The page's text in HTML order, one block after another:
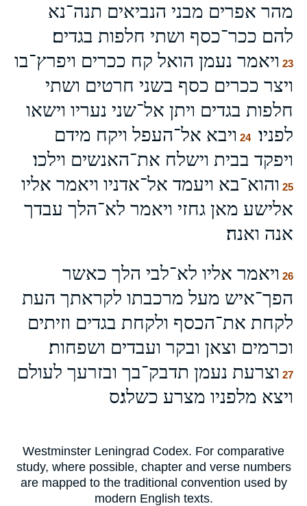
מהר אפרים מבני הנביאים תנה־נא
להם ככר־כסף ושתי חלפות בגדים׃
23 ויאמר נעמן הואל קח ככרים ויפרץ־בו
ויצר ככרים כסף בשני חרטים ושתי
חלפות בגדים ויתן אל־שני נעריו וישאו
לפניו׃
24 ויבא אל־העפל ויקח מידם
ויפקד בבית וישלח את־האנשים וילכו׃
25 והוא־בא ויעמד אל־אדניו ויאמר אליו
אלישע מאן גחזי ויאמר לא־הלך עבדך
אנה ואנה׃
26 ויאמר אליו לא־לבי הלך כאשר
הפך־איש מעל מרכבתו לקראתך העת
לקחת את־הכסף ולקחת בגדים וזיתים
וכרמים וצאן ובקר ועבדים ושפחות׃
27 וצרעת נעמן תדבק־בך ובזרעך לעולם
ויצא מלפניו מצרע כשלג׃ס
Westminster Leningrad Codex. For comparative
study, where possible, chapter and verse numbers
are mapped to the traditional convention used by
modern English texts.